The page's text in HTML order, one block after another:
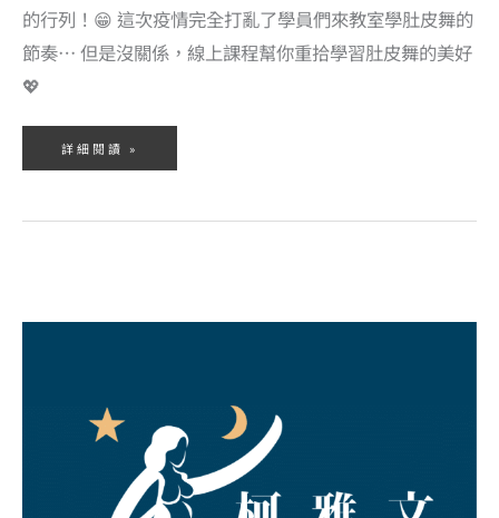
的行列！😁 這次疫情完全打亂了學員們來教室學肚皮舞的
節奏… 但是沒關係，線上課程幫你重拾學習肚皮舞的美好
💖
詳細閱讀 »